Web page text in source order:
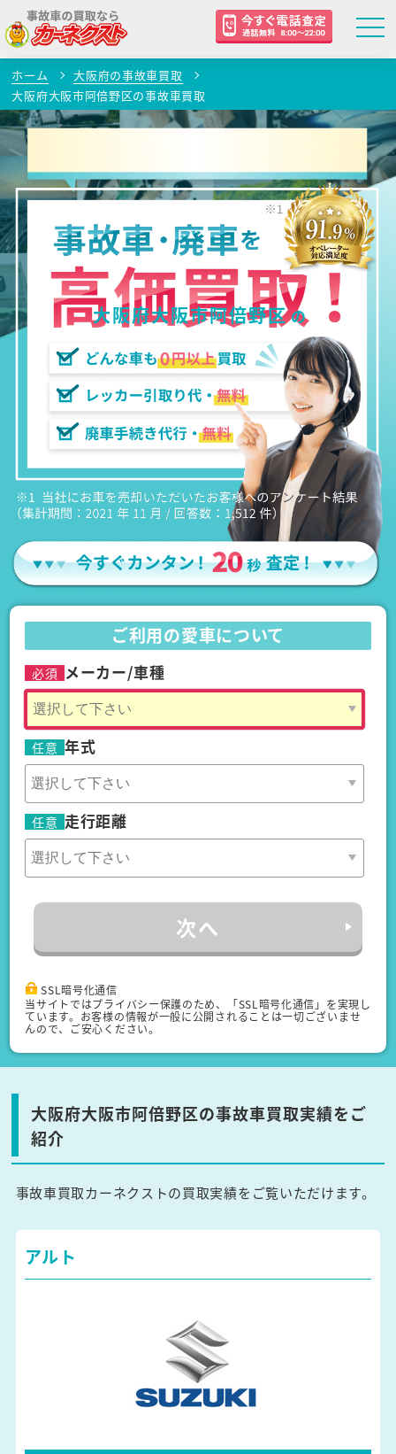
ホーム
大阪府の事故車買取
大阪府大阪市阿倍野区の事故車買取
大阪府大阪市阿倍野区の
ご利用の愛車について
必須 メーカー/車種
任意 年式
任意 走行距離
次へ
SSL暗号化通信
当サイトではプライバシー保護のため、「SSL暗号化通信」を実現し
ています。お客様の情報が一般に公開されることは一切ございませ
んので、ご安心ください。
大阪府大阪市阿倍野区の事故車買取実績をご
紹介
事故車買取カーネクストの買取実績をご覧いただけます。
アルト